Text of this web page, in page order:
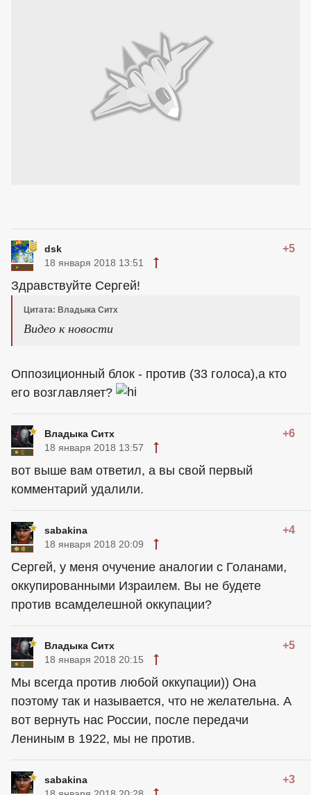
dsk +5
18 января 2018 13:51
Здравствуйте Сергей!
Цитата: Владыка Ситх
Видео к новости
Оппозиционный блок - против (33 голоса),а кто
его возглавляет?
Владыка Ситх +6
18 января 2018 13:57
вот выше вам ответил, а вы свой первый
комментарий удалили.
sabakina +4
18 января 2018 20:09
Сергей, у меня очучение аналогии с Голанами,
оккупированными Израилем. Вы не будете
против всамделешной оккупации?
Владыка Ситх +5
18 января 2018 20:15
Мы всегда против любой оккупации)) Она
поэтому так и называется, что не желательна. А
вот вернуть нас России, после передачи
Лениным в 1922, мы не против.
sabakina +3